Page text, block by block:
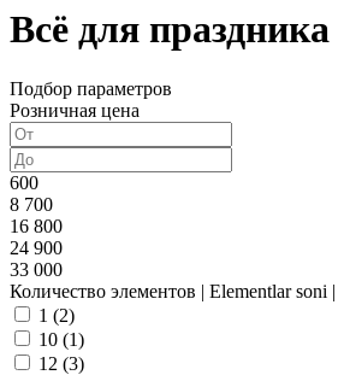
Всё для праздника
Подбор параметров
Розничная цена
600
8 700
16 800
24 900
33 000
Количество элементов | Elementlar soni
1 (2)
10 (1)
12 (3)